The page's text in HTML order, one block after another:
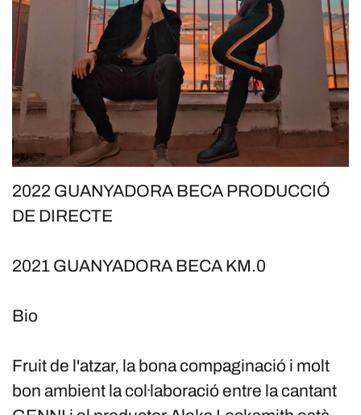
2022 GUANYADORA BECA PRODUCCIÓ
DE DIRECTE
2021 GUANYADORA BECA KM.0
Bio
Fruit de l'atzar, la bona compaginació i molt
bon ambient la col·laboració entre la cantant